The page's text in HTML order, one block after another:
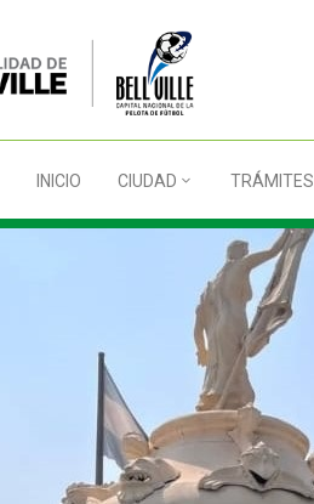
INICIO CIUDAD TRÁMITES